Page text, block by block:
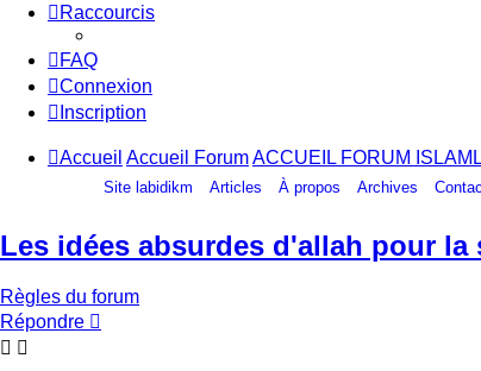
Raccourcis
FAQ
Connexion
Inscription
Accueil Accueil ForumACCUEIL FORUM
Site labidikm Articles À propos Archives
Les idées absurdes d'allah pour la
Règles du forum
Répondre